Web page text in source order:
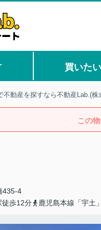
買いた
不動産を探すなら不動産Lab.(
この
435-4
徒歩12分
鹿児島本線「宇土